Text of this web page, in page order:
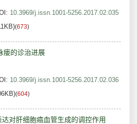
10.3969/j.issn.1001-5256.2017.02.035
(673)
瘘的诊治进展
10.3969/j.issn.1001-5256.2017.02.036
(604)
对肝细胞癌血管生成的调控作用